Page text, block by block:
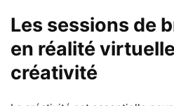
Les sessions de
en réalité
créativité